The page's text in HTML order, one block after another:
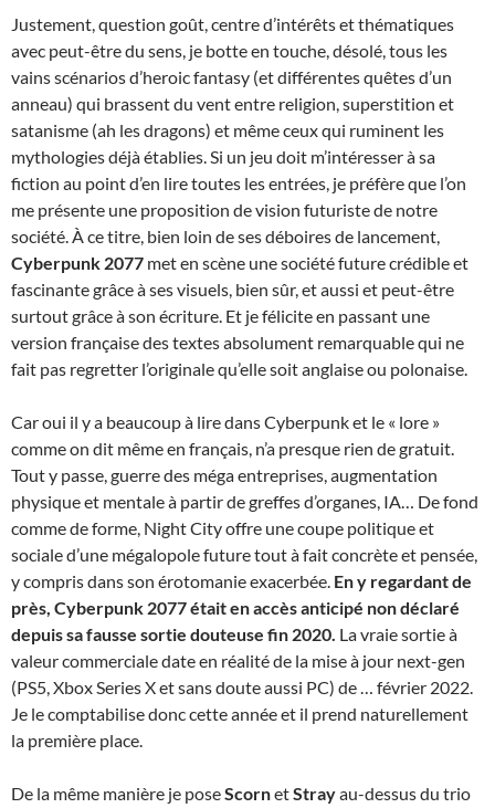
Justement, question goût, centre d’intérêts et thématiques
avec peut-être du sens, je botte en touche, désolé, tous les
vains scénarios d’heroic fantasy (et différentes quêtes d’un
anneau) qui brassent du vent entre religion, superstition et
satanisme (ah les dragons) et même ceux qui ruminent les
mythologies déjà établies. Si un jeu doit m’intéresser à sa
fiction au point d’en lire toutes les entrées, je préfère que l’on
me présente une proposition de vision futuriste de notre
société. À ce titre, bien loin de ses déboires de lancement,
Cyberpunk 2077 met en scène une société future crédible et
fascinante grâce à ses visuels, bien sûr, et aussi et peut-être
surtout grâce à son écriture. Et je félicite en passant une
version française des textes absolument remarquable qui ne
fait pas regretter l’originale qu’elle soit anglaise ou polonaise.
Car oui il y a beaucoup à lire dans Cyberpunk et le « lore »
comme on dit même en français, n’a presque rien de gratuit.
Tout y passe, guerre des méga entreprises, augmentation
physique et mentale à partir de greffes d’organes, IA… De fond
comme de forme, Night City offre une coupe politique et
sociale d’une mégalopole future tout à fait concrète et pensée,
y compris dans son érotomanie exacerbée. En y regardant de
près, Cyberpunk 2077 était en accès anticipé non déclaré
depuis sa fausse sortie douteuse fin 2020. La vraie sortie à
valeur commerciale date en réalité de la mise à jour next-gen
(PS5, Xbox Series X et sans doute aussi PC) de … février 2022.
Je le comptabilise donc cette année et il prend naturellement
la première place.
De la même manière je poseScornetStrayau-dessus du trio